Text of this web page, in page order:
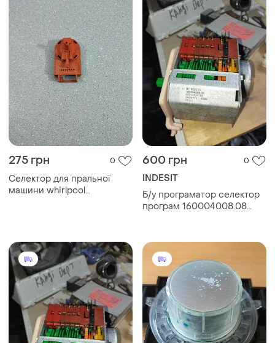
275 грн 0
Селектор для пральної
машини whirlpool
600 грн 0
INDESIT
Б/у програматор селектор
програм 160004008.08